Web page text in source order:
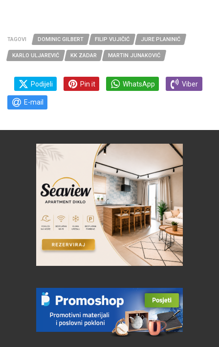
TAGOVI DOMINIC GILBERT FILIP VUJIČIĆ JURE PLANINIĆ
KARLO ULJAREVIĆ KK ZADAR MARTIN JUNAKOVIĆ
Podijeli Pin it WhatsApp Viber
E-mail